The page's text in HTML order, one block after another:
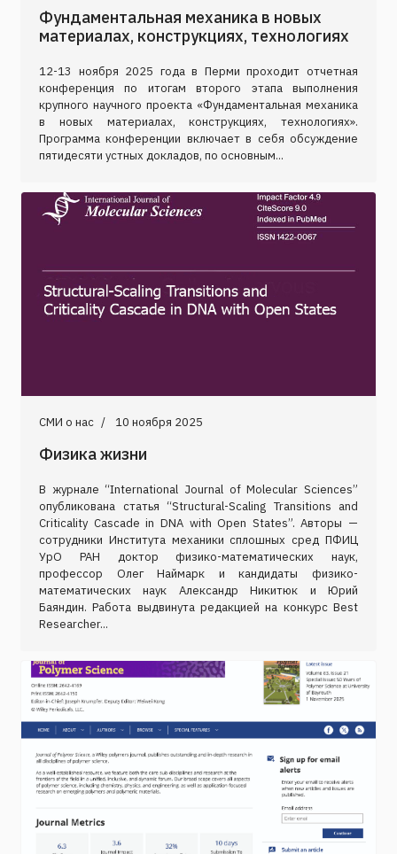
Фундаментальная механика в новых
материалах, конструкциях, технологиях
12-13 ноября 2025 года в Перми проходит отчетная
конференция по итогам второго этапа выполнения
крупного научного проекта «Фундаментальная механика
в новых материалах, конструкциях, технологиях».
Программа конференции включает в себя обсуждение
пятидесяти устных докладов, по основным...
СМИ о нас 10 ноября 2025
Физика жизни
В журнале “International Journal of Molecular Sciences”
опубликована статья “Structural-Scaling Transitions and
Criticality Cascade in DNA with Open States”. Авторы —
сотрудники Института механики сплошных сред ПФИЦ
УрО РАН доктор физико-математических наук,
профессор Олег Наймарк и кандидаты физико-
математических наук Александр Никитюк и Юрий
Баяндин. Работа выдвинута редакцией на конкурс Best
Researcher...